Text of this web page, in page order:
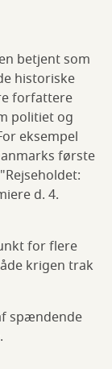
betjent som
historiske
forfattere
politiet og
eksempel
første
d. 4.
for flere
krigen trak
spændende